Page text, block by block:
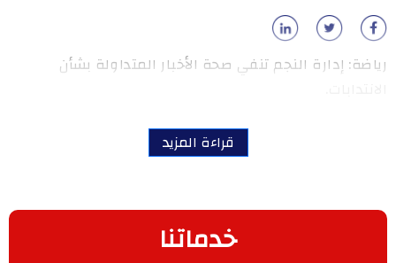
رياضة: إدارة النجم تنفي صحة الأخبار المتداولة بشأن
قراءة المزيد
خدماتنا